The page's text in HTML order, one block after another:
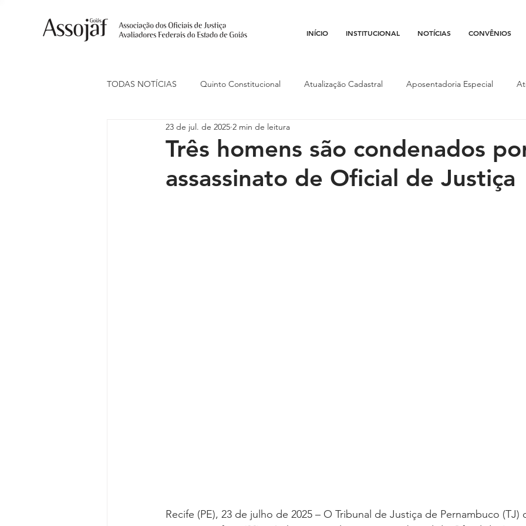
INÍCIO INSTITUCIONAL NOTÍCIAS CONVÊNIOS
TODAS NOTÍCIAS Quinto Constitucional Atualização Cadastral Aposentadoria Especial
Ações Judiciais Carreira Conojaf
Indenização de Transporte Isenção Fiscal Justiça do Trabalho Justiça Federal
Três homens são condenados
assassinato de Oficial de Justiça
23 de jul. de 2025 2 min de leitura
Recife (PE), 23 de julho de 2025 – O Tribunal de Justiça de Pernambuco (TJ)